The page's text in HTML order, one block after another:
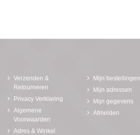
Verzenden &
Retourneren
Privacy Verklaring
Algemene
Voorwaarden
Adres & Winkel
Mijn bestellingen
Mijn adressen
Mijn gegevens
Afmelden